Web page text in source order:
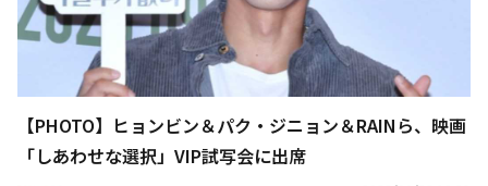
【PHOTO】ヒョンビン＆パク・ジニョン＆RAINら、映画
「しあわせな選択」VIP試写会に出席